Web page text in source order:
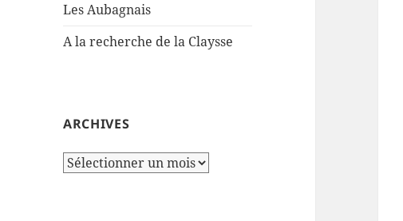
Les Aubagnais
A la recherche de la Claysse
ARCHIVES
Archives